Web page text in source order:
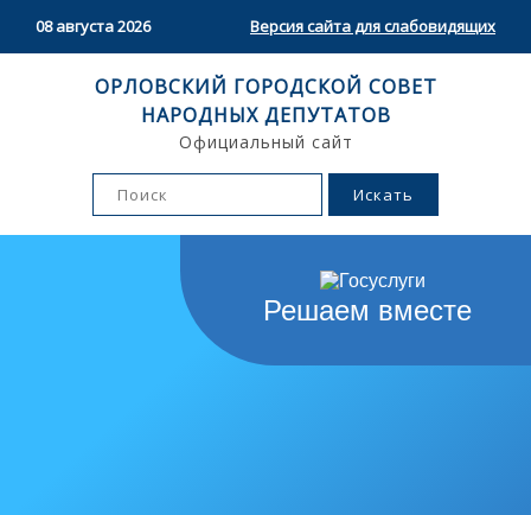
08 августа 2026 Версия сайта для слабовидящих
ОРЛОВСКИЙ ГОРОДСКОЙ СОВЕТ
НАРОДНЫХ ДЕПУТАТОВ
Официальный сайт
Решаем вместе